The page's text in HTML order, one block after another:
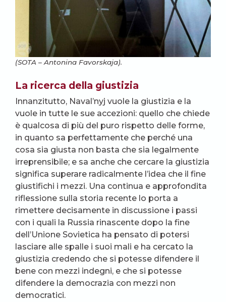
(SOTA – Antonina Favorskaja).
La ricerca della giustizia
Innanzitutto, Naval’nyj vuole la giustizia e la
vuole in tutte le sue accezioni: quello che chiede
è qualcosa di più del puro rispetto delle forme,
in quanto sa perfettamente che perché una
cosa sia giusta non basta che sia legalmente
irreprensibile; e sa anche che cercare la giustizia
significa superare radicalmente l’idea che il fine
giustifichi i mezzi. Una continua e approfondita
riflessione sulla storia recente lo porta a
rimettere decisamente in discussione i passi
con i quali la Russia rinascente dopo la fine
dell’Unione Sovietica ha pensato di potersi
lasciare alle spalle i suoi mali e ha cercato la
giustizia credendo che si potesse difendere il
bene con mezzi indegni, e che si potesse
difendere la democrazia con mezzi non
democratici.